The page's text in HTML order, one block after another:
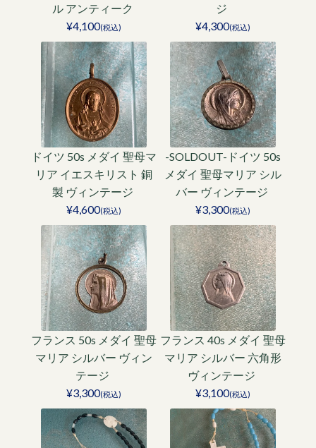
ル アンティーク
¥4,100(税込)
ジ
¥4,300(税込)
ドイツ 50s メダイ 聖母マ
リア イエスキリスト 銅
製 ヴィンテージ
¥4,600(税込)
-SOLDOUT-ドイツ 50s
メダイ 聖母マリア シル
バー ヴィンテージ
¥3,300(税込)
フランス 50s メダイ 聖母
マリア シルバー ヴィン
テージ
¥3,300(税込)
フランス 40s メダイ 聖母
マリア シルバー 六角形
ヴィンテージ
¥3,100(税込)